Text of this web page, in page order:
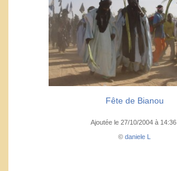
Fête de Bianou
Ajoutée le 27/10/2004 à 14:36
© daniele L